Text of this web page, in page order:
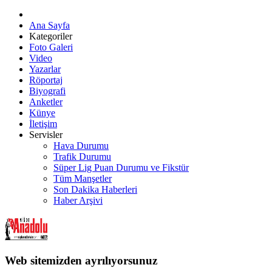
Ana Sayfa
Kategoriler
Foto Galeri
Video
Yazarlar
Röportaj
Biyografi
Anketler
Künye
İletişim
Servisler
Hava Durumu
Trafik Durumu
Süper Lig Puan Durumu ve Fikstür
Tüm Manşetler
Son Dakika Haberleri
Haber Arşivi
Web sitemizden ayrılıyorsunuz